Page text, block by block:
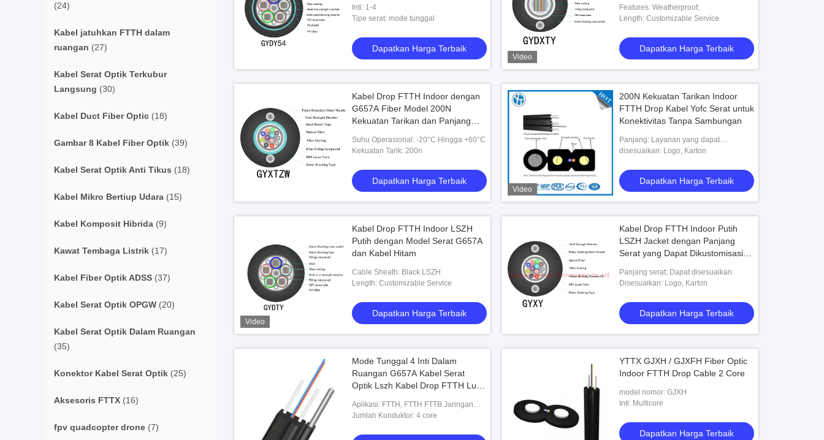
(24)
Kabel jatuhkan FTTH dalam
ruangan (27)
Kabel Serat Optik Terkubur
Langsung (30)
Kabel Duct Fiber Optic (18)
Gambar 8 Kabel Fiber Optik (39)
Kabel Serat Optik Anti Tikus (18)
Kabel Mikro Bertiup Udara (15)
Kabel Komposit Hibrida (9)
Kawat Tembaga Listrik (17)
Kabel Fiber Optik ADSS (37)
Kabel Serat Optik OPGW (20)
Kabel Serat Optik Dalam Ruangan
(35)
Konektor Kabel Serat Optik (25)
Aksesoris FTTX (16)
fpv quadcopter drone (7)
Inti: 1-4
Tipe serat: mode tunggal
Dapatkan Harga Terbaik
Video
Features: Weatherproof,
Length: Customizable Service
Dapatkan Harga Terbaik
Kabel Drop FTTH Indoor dengan
G657A Fiber Model 200N
Kekuatan Tarikan dan Panjang
Konektivitas yang Dapat
Suhu Operasional: -20°C Hingga +60°C
Kekuatan Tarik: 200n
Dapatkan Harga Terbaik
Video
200N Kekuatan Tarikan Indoor
FTTH Drop Kabel Yofc Serat untuk
Konektivitas Tanpa Sambungan
Panjang: Layanan yang dapat
disesuaikan
disesuaikan: Logo, Karton
Dapatkan Harga Terbaik
Video
Kabel Drop FTTH Indoor LSZH
Putih dengan Model Serat G657A
dan Kabel Hitam
Cable Sheath: Black LSZH
Length: Customizable Service
Dapatkan Harga Terbaik
Kabel Drop FTTH Indoor Putih
LSZH Jacket dengan Panjang
Serat yang Dapat Dikustomisasi
Panjang serat: Dapat disesuaikan
Disesuaikan: Logo, Karton
Dapatkan Harga Terbaik
Mode Tunggal 4 Inti Dalam
Ruangan G657A Kabel Serat
Optik Lszh Kabel Drop FTTH Luar
Aplikasi: FTTH, FTTH FTTB Jaringan
FTTX, Luar ruangan
Jumlah Konduktor: 4 core
YTTX GJXH / GJXFH Fiber Optic
Indoor FTTH Drop Cable 2 Core
model nomor: GJXH
Inti: Multicore
Dapatkan Harga Terbaik